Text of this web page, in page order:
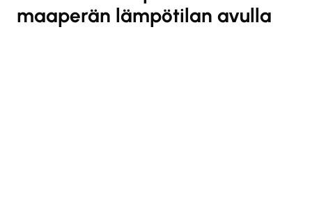
maaperän lämpötilan avulla